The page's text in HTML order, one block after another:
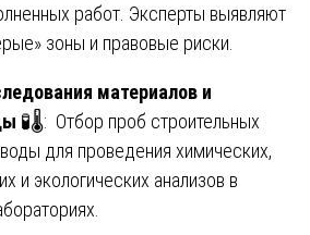
работ. Эксперты выявляют
зоны и правовые риски.
материалов и
🧪🌡️: Отбор проб строительных
для проведения химических,
и экологических анализов в